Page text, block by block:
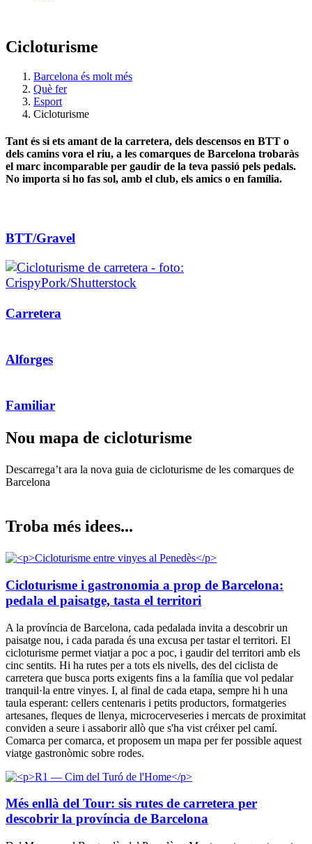
Cicloturisme
Barcelona és molt més
Què fer
Esport
Cicloturisme
Tant és si ets amant de la carretera, dels descensos en BTT o
dels camins vora el riu, a les comarques de Barcelona trobaràs
el marc incomparable per gaudir de la teva passió pels pedals.
No importa si ho fas sol, amb el club, els amics o en família.
BTT/Gravel
Carretera
Alforges
Familiar
Nou mapa de cicloturisme
Descarrega’t ara la nova guia de cicloturisme de les comarques de
Barcelona
Troba més idees...
Cicloturisme i gastronomia a prop de Barcelona:
pedala el paisatge, tasta el territori
A la província de Barcelona, cada pedalada invita a descobrir un
paisatge nou, i cada parada és una excusa per tastar el territori. El
cicloturisme permet viatjar a poc a poc, i gaudir del territori amb els
cinc sentits. Hi ha rutes per a tots els nivells, des del ciclista de
carretera que busca ports exigents fins a la família que vol pedalar
tranquil·la entre vinyes. I, al final de cada etapa, sempre hi h una
taula esperant: cellers centenaris i petits productors, formatgeries
artesanes, fleques de llenya, microcerveseries i mercats de proximitat
conviden a seure i assaborir allò que s'ha vist créixer pel camí.
Comarca per comarca, et proposem un mapa per fer possible aquest
viatge gastronòmic sobre rodes.
Més enllà del Tour: sis rutes de carretera per
descobrir la província de Barcelona